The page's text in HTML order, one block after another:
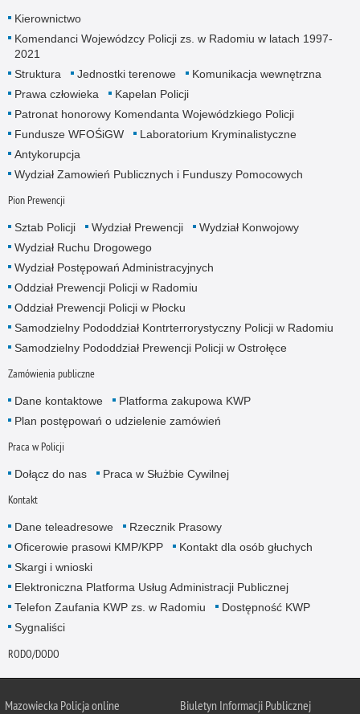
Kierownictwo
Komendanci Wojewódzcy Policji zs. w Radomiu w latach 1997-
2021
Struktura
Jednostki terenowe
Komunikacja wewnętrzna
Prawa człowieka
Kapelan Policji
Patronat honorowy Komendanta Wojewódzkiego Policji
Fundusze WFOŚiGW
Laboratorium Kryminalistyczne
Antykorupcja
Wydział Zamowień Publicznych i Funduszy Pomocowych
Pion Prewencji
Sztab Policji Wydział Prewencji
Wydział Konwojowy
Wydział Ruchu Drogowego
Wydział Postępowań Administracyjnych
Oddział Prewencji Policji w Radomiu
Oddział Prewencji Policji w Płocku
Samodzielny Pododdział Kontrterrorystyczny Policji w Radomiu
Samodzielny Pododdział Prewencji Policji w Ostrołęce
Zamówienia publiczne
Dane kontaktowe
Platforma zakupowa KWP
Plan postępowań o udzielenie zamówień
Praca w Policji
Dołącz do nas Praca w Służbie Cywilnej
Kontakt
Dane teleadresowe
Rzecznik Prasowy
Oficerowie prasowi KMP/KPP
Kontakt dla osób głuchych
Skargi i wnioski
Elektroniczna Platforma Usług Administracji Publicznej
Telefon Zaufania KWP zs. w Radomiu
Dostępność KWP
Sygnaliści
RODO/DODO
Mazowiecka Policja online Biuletyn Informacji Publicznej